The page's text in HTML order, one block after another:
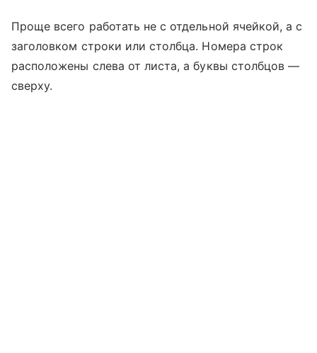
Проще всего работать не с отдельной ячейкой, а с
заголовком строки или столбца. Номера строк
расположены слева от листа, а буквы столбцов —
сверху.